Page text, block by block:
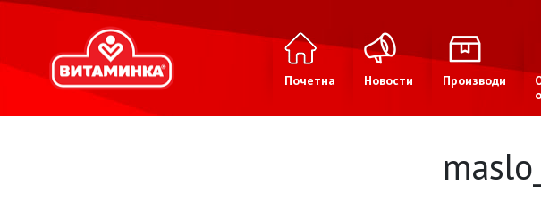
Почетна Новости Производи